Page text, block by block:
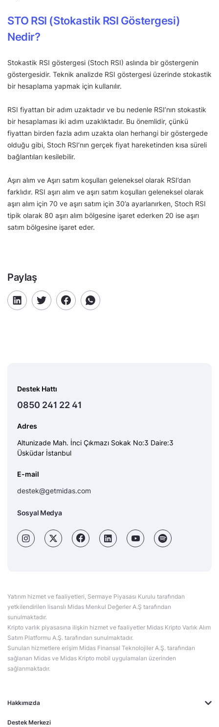
STO RSI (Stokastik RSI Göstergesi)
Nedir?
Stokastik RSI göstergesi (Stoch RSI) aslında bir göstergenin
göstergesidir. Teknik analizde RSI göstergesi üzerinde stokastik
bir hesaplama yapmak için kullanılır.
RSI fiyattan bir adım uzaktadır ve bu nedenle RSI’nın stokastik
bir hesaplaması iki adım uzaklıktadır. Bu önemlidir, çünkü
fiyattan birden fazla adım uzakta olan herhangi bir göstergede
olduğu gibi, Stoch RSI’nın gerçek fiyat hareketinden kısa süreli
bağlantıları kesilebilir.
Aşırı alım ve Aşırı satım koşulları geleneksel olarak RSI’dan
farklıdır. RSI aşırı alım ve aşırı satım koşulları geleneksel olarak
aşırı alım için 70 ve aşırı satım için 30’a ayarlanırken, Stoch RSI
tipik olarak 80 aşırı alım bölgesine işaret ederken 20 ise aşırı
satım bölgesine işaret eder.
Paylaş
Hakkımızda
Destek Merkezi
Destek Hattı
0850 241 22 41
Adres
Altunizade Mah. İnci Çıkmazı Sokak No:3 Daire:3
Üsküdar İstanbul
E-mail
destek@getmidas.com
Sosyal Medya
Yatırım hizmet ve faaliyetleri, Sermaye Piyasası Kurulu tarafından
yetkilendirilen lisanslı Midas Menkul Değerler A.Ş tarafından
sunulmaktadır.
Kripto varlık piyasasına ilişkin hizmet ve faaliyetler Midas Kripto Varlık Alım
Satım Platformu A.Ş. tarafından sunulmaktadır.
Sunulan hizmetlere erişim Midas Finansal Teknolojiler A.Ş. tarafından
sağlanan Midas ve Midas Kripto mobil uygulamaları üzerinden
sağlanmaktadır.